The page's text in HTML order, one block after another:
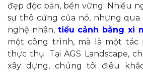
đẹp độc bản, bền vững. Nhiều
sự thô cứng của nó, nhưng qua
nghệ nhân, tiểu cảnh bằng xi
một công trình, mà là một tác
thực thụ. Tại AGS Landscape,
xây dựng, chúng tôi điêu